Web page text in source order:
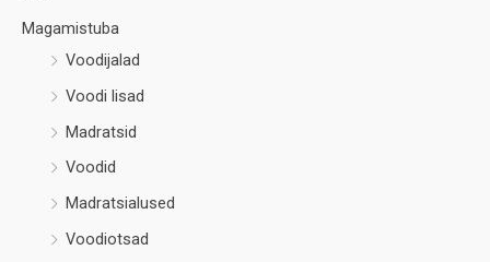
Magamistuba
Voodijalad
Voodi lisad
Madratsid
Voodid
Madratsialused
Voodiotsad